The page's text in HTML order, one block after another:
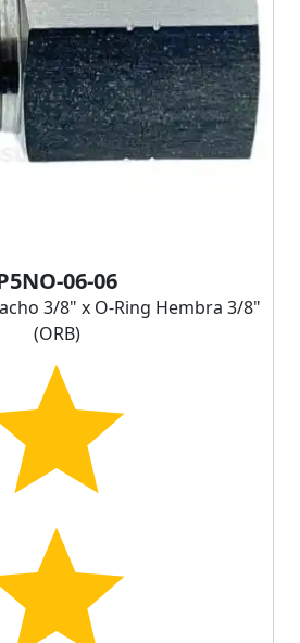
06-06
3/8" x O-Ring Hembra 3/8"
(ORB)